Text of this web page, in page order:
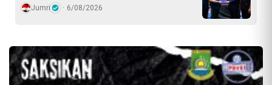
Jumri 6/08/2026